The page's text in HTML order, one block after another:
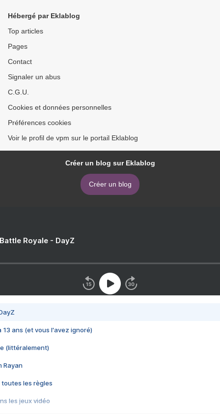
Hébergé par Eklablog
Top articles
Pages
Contact
Signaler un abus
C.G.U.
Cookies et données personnelles
Préférences cookies
Voir le profil de vpm sur le portail Eklablog
Créer un blog sur Eklablog
Créer un blog
Royale - DayZ
13 ans (et vous l'avez ignoré)
(littéralement)
Rayan
toutes les règles
les jeux vidéo